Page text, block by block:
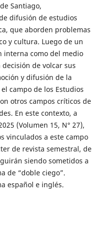
Santiago,
difusión de estudios
que aborden problemas
y cultura. Luego de un
interna como del medio
de volcar sus
y difusión de la
campo de los Estudios
otros campos críticos de
En este contexto, a
(Volumen 15, N° 27),
vinculados a este campo
de revista semestral, de
siendo sometidos a
de “doble ciego”.
español e inglés.